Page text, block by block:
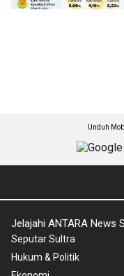
Unduh
Jelajahi ANTARA News
Seputar Sultra
Hukum & Politik